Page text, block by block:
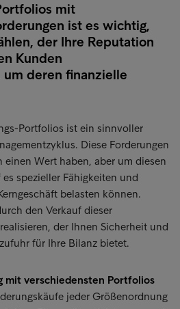
mit
ist es wichtig,
der Ihre Reputation
Kunden
deren finanzielle
Portfolios ist ein sinnvoller
Diese Forderungen
Wert haben, aber um diesen
spezieller Fähigkeiten und
belasten können.
den Verkauf dieser
der Ihnen Sicherheit und
für Ihre Bilanz bietet.
mit verschiedensten Portfolios
jeder Größenordnung